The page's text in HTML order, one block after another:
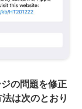
の問題を修正
は次のとおり